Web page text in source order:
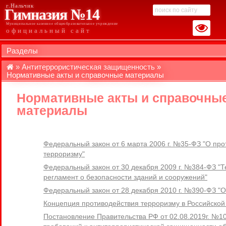
г.Нальчик
Гимназия №14
Муниципальное казенное общеобразовательное учреждение
официальный сайт
Разделы
Антитеррористическая защищенность
Нормативные акты и справочные материалы
Нормативные акты и
материалы
Федеральный закон от 6 марта 2006 г. №35-ФЗ "О
терроризму"
Федеральный закон от 30 декабря 2009 г. №384-ФЗ
регламент о безопасности зданий и сооружений"
Федеральный закон от 28 декабря 2010 г. №390-ФЗ "О
Концепция противодействия терроризму в
Постановление Правительства РФ от 02.08.2019г.